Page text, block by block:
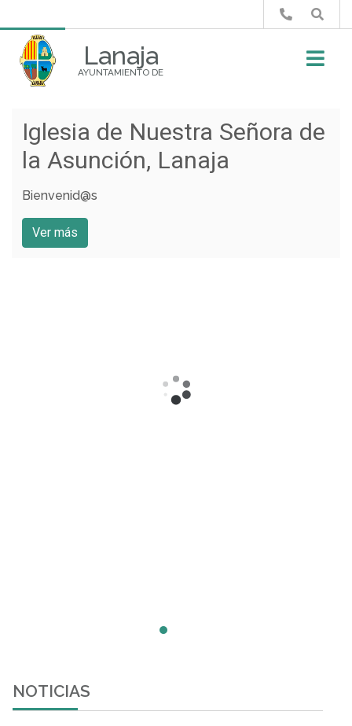
Lanaja
AYUNTAMIENTO DE
Buscar
Iglesia de Nuestra Señora de
la Asunción, Lanaja
Bienvenid@s
Ver más
Iglesia de Cantalobos
Bienvenid@s
Ver más
Bosque de coníferas a la
entrada de Orillena
Bienvenid@s
Ver más
NOTICIAS